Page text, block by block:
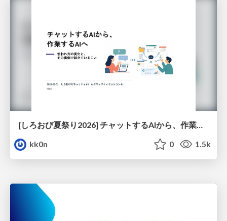
[しろおび夏祭り2026] チャットするAIから、作業するAIへ - 使われ方の変化と、その裏側で起きていること
kk0n
0 1.5k